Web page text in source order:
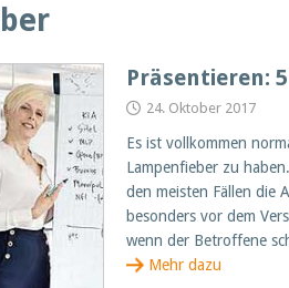
Präsentieren:
24. Oktober 2017
Es ist vollkommen
Lampenfieber zu
den meisten Fällen die
besonders vor dem
wenn der Betroffene
Mehr dazu